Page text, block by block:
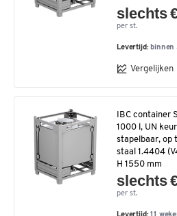
slechts
per st.
Levertijd: binnen
Vergelijken
IBC container
1000 l, UN
stapelbaar, op
staal 1.4404
H 1550 mm
slechts
per st.